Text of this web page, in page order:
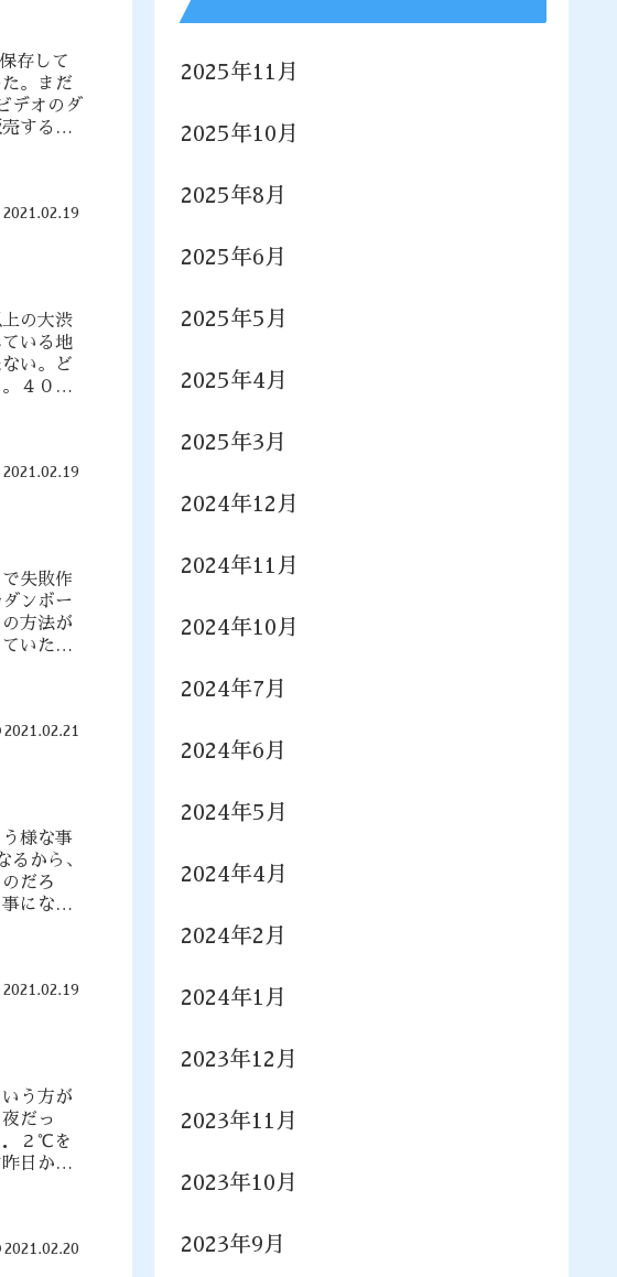
存して
。まだ
デオのダ
する気
2021.02.19
の大渋
いる地
い。ど
４０年
2021.02.19
失敗作
ンボー
方法が
いた箱
2021.02.21
様な事
るから、
だろ
にな
2021.02.19
う方が
だっ
．２℃を
日から
2021.02.20
2025年11月
2025年10月
2025年8月
2025年6月
2025年5月
2025年4月
2025年3月
2024年12月
2024年11月
2024年10月
2024年7月
2024年6月
2024年5月
2024年4月
2024年2月
2024年1月
2023年12月
2023年11月
2023年10月
2023年9月